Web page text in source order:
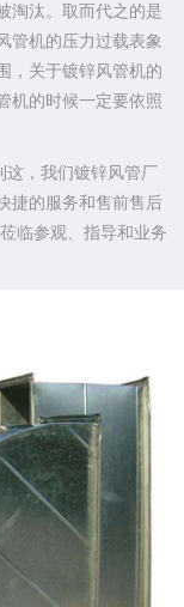
淘汰。取而代之的是
管机的压力过载表象
，关于镀锌风管机的
机的时候一定要依照
， 我们镀锌风管厂
捷的服务和售前售后
临参观、指导和业务